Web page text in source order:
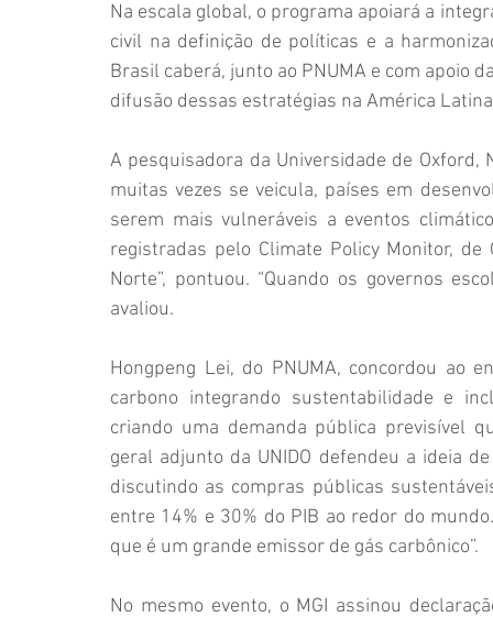
Na escala global, o programa apoiará a
civil na definição de políticas e a
Brasil caberá, junto ao PNUMA e com apoio
difusão dessas estratégias na América
A pesquisadora da Universidade de
muitas vezes se veicula, países em
serem mais vulneráveis a eventos
registradas pelo Climate Policy Monitor,
Norte”, pontuou. “Quando os governos
avaliou.
Hongpeng Lei, do PNUMA, concordou ao
carbono integrando sustentabilidade e
criando uma demanda pública previsível
geral adjunto da UNIDO defendeu a ideia
discutindo as compras públicas
entre 14% e 30% do PIB ao redor do
que é um grande emissor de gás carbônico”.
No mesmo evento, o MGI assinou